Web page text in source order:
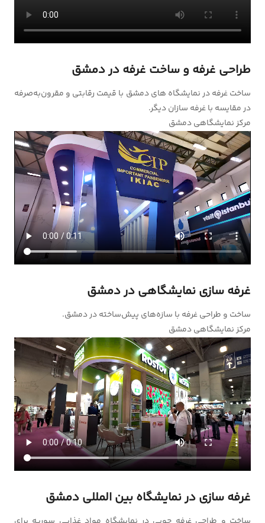
طراحی غرفه و ساخت غرفه در دمشق
ساخت غرفه در نمایشگاه های دمشق با قیمت رقابتی و مقرون‌به‌صرفه
در مقایسه با غرفه سازان دیگر.
مرکز نمایشگاهی دمشق
غرفه سازی نمایشگاهی در دمشق
ساخت و طراحی غرفه با سازه‌های پیش‌ساخته در دمشق.
مرکز نمایشگاهی دمشق
غرفه سازی در نمایشگاه بین المللی دمشق